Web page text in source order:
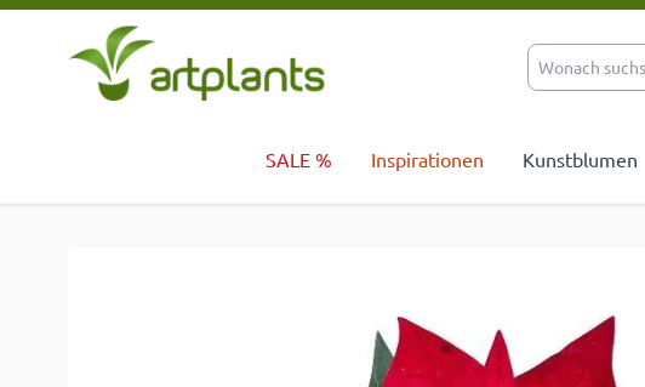
Zum Inhalt springen
SALE % Inspirationen Kunstblumen